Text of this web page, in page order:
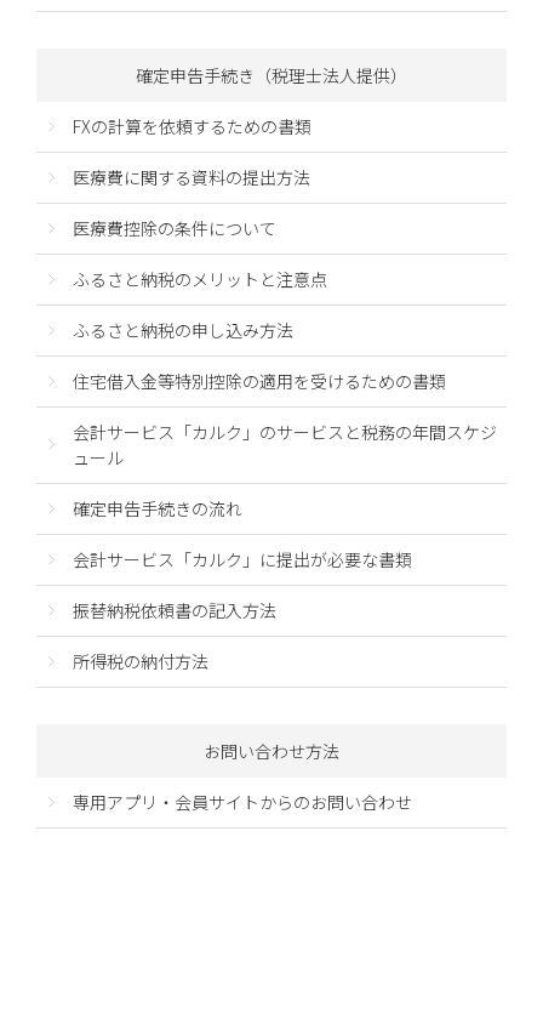
確定申告手続き（税理士法人提供）
FXの計算を依頼するための書類
医療費に関する資料の提出方法
医療費控除の条件について
ふるさと納税のメリットと注意点
ふるさと納税の申し込み方法
住宅借入金等特別控除の適用を受けるための書類
会計サービス「カルク」のサービスと税務の年間スケジ
ュール
確定申告手続きの流れ
会計サービス「カルク」に提出が必要な書類
振替納税依頼書の記入方法
所得税の納付方法
お問い合わせ方法
専用アプリ・会員サイトからのお問い合わせ